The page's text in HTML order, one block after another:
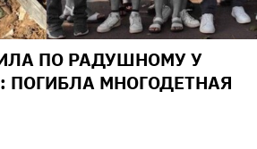
ПО РАДУШНОМУ У
ПОГИБЛА МНОГОДЕТНАЯ